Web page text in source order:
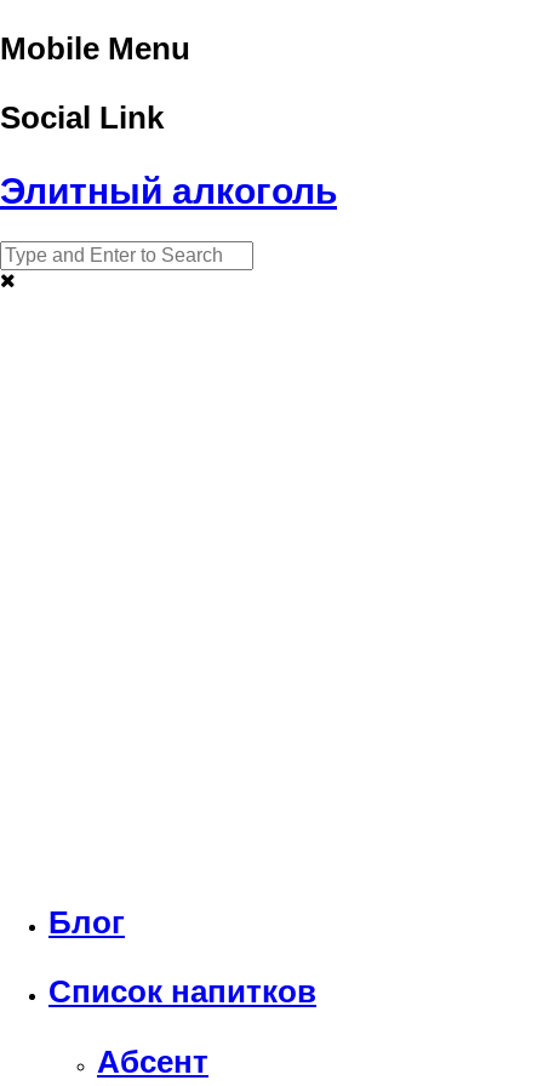
Mobile Menu
Social Link
Элитный алкоголь
Блог
Список напитков
Абсент